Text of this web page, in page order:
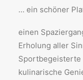
… ein schöner
​einen
Erholung aller
Sportbegeisterte
kulinarische